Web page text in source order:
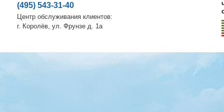
(495) 543-31-40
Центр обслуживания клиентов:
г. Королёв, ул. Фрунзе д. 1а